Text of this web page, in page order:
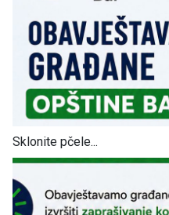
Sklonite pčele...